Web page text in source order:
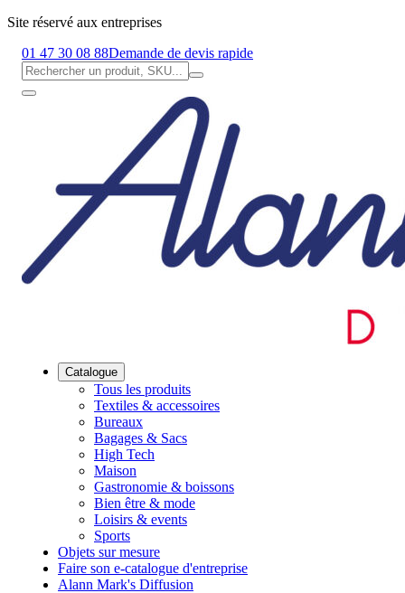
Site réservé aux entreprises
01 47 30 08 88Demande de devis rapide
Catalogue
Tous les produits
Textiles & accessoires
Bureaux
Bagages & Sacs
High Tech
Maison
Gastronomie & boissons
Bien être & mode
Loisirs & events
Sports
Objets sur mesure
Faire son e-catalogue d'entreprise
Alann Mark's Diffusion